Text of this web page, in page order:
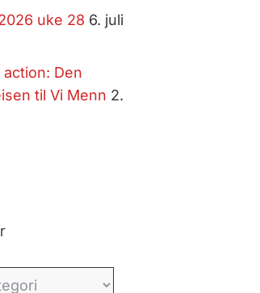
uke 28 6. juli
Den
til Vi Menn 2.